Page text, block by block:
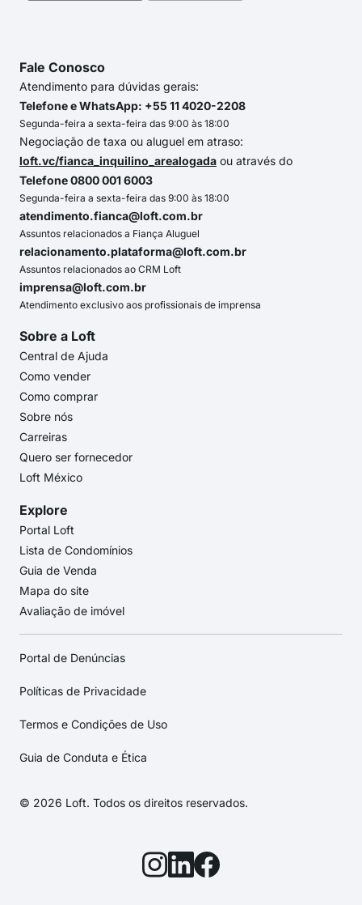
Fale Conosco
Atendimento para dúvidas gerais:
Telefone e WhatsApp: +55 11 4020-2208
Segunda-feira a sexta-feira das 9:00 às 18:00
Negociação de taxa ou aluguel em atraso:
loft.vc/fianca_inquilino_arealogada ou através do
Telefone 0800 001 6003
Segunda-feira a sexta-feira das 9:00 às 18:00
atendimento.fianca@loft.com.br
Assuntos relacionados a Fiança Aluguel
relacionamento.plataforma@loft.com.br
Assuntos relacionados ao CRM Loft
imprensa@loft.com.br
Atendimento exclusivo aos profissionais de imprensa
Sobre a Loft
Central de Ajuda
Como vender
Como comprar
Sobre nós
Carreiras
Quero ser fornecedor
Loft México
Explore
Portal Loft
Lista de Condomínios
Guia de Venda
Mapa do site
Avaliação de imóvel
Portal de Denúncias
Políticas de Privacidade
Termos e Condições de Uso
Guia de Conduta e Ética
© 2026 Loft. Todos os direitos reservados.